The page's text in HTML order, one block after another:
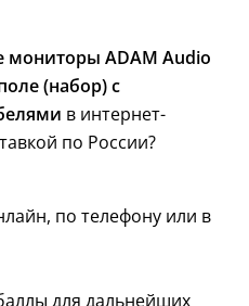
мониторы ADAM Audio
(набор) с
в интернет-
по России?
по телефону или в
для дальнейших